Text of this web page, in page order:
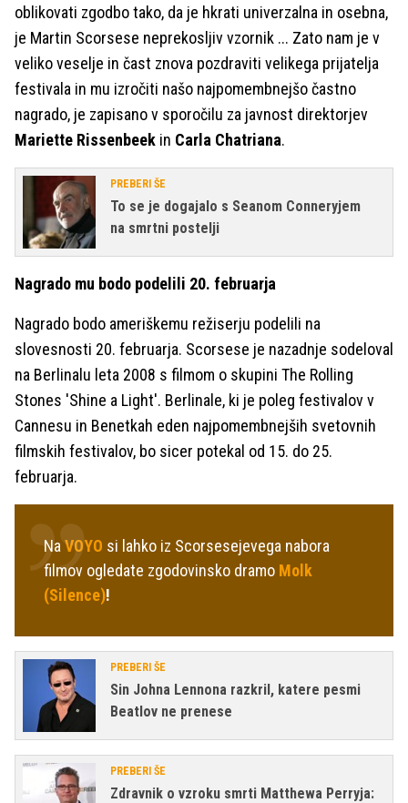
oblikovati zgodbo tako, da je hkrati univerzalna in osebna,
je Martin Scorsese neprekosljiv vzornik ... Zato nam je v
veliko veselje in čast znova pozdraviti velikega prijatelja
festivala in mu izročiti našo najpomembnejšo častno
nagrado, je zapisano v sporočilu za javnost direktorjev
Mariette Rissenbeek in Carla Chatriana.
PREBERI ŠE
To se je dogajalo s Seanom Conneryjem
na smrtni postelji
Nagrado mu bodo podelili 20. februarja
Nagrado bodo ameriškemu režiserju podelili na
slovesnosti 20. februarja. Scorsese je nazadnje sodeloval
na Berlinalu leta 2008 s filmom o skupini The Rolling
Stones 'Shine a Light'. Berlinale, ki je poleg festivalov v
Cannesu in Benetkah eden najpomembnejših svetovnih
filmskih festivalov, bo sicer potekal od 15. do 25.
februarja.
NaVOYO si lahko iz Scorsesejevega nabora
filmov ogledate zgodovinsko dramo Molk
(Silence)!
PREBERI ŠE
Sin Johna Lennona razkril, katere pesmi
Beatlov ne prenese
PREBERI ŠE
Zdravnik o vzroku smrti Matthewa Perryja: